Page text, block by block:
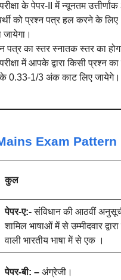
के पेपर-II में न्यूनतम
को प्रश्न पत्र हल करने के
जायेगा।
पत्र का स्तर स्नातक स्तर का
में आपके द्वारा किसी प्रश्न
0.33-1/3 अंक काट लिए जायेगे।
Exam Pattern
कुल
पेपर-ए:-संविधान की आठवीं
शामिल भाषाओं में से उम्मीदवार
वाली भारतीय भाषा में से एक ।
पेपर-बी: – अंग्रेजी।